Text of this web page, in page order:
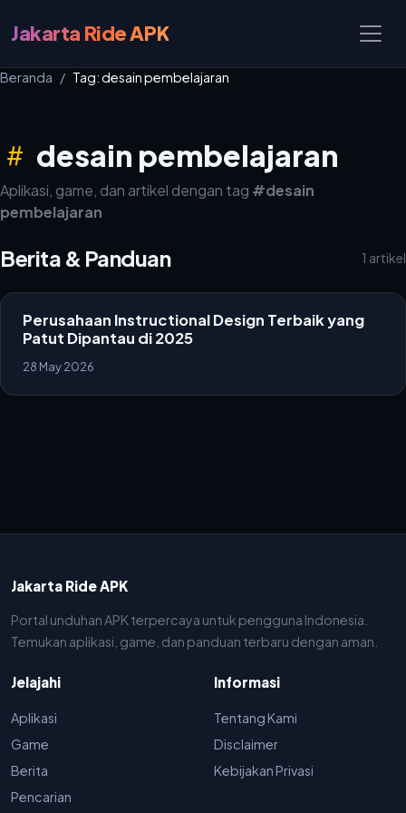
Jakarta Ride APK
Beranda Tag: desain pembelajaran
desain pembelajaran
Aplikasi, game, dan artikel dengan tag #desain
pembelajaran
Berita & Panduan 1 artikel
Perusahaan Instructional Design Terbaik yang
Patut Dipantau di 2025
28 May 2026
Jakarta Ride APK
Portal unduhan APK terpercaya untuk pengguna Indonesia.
Temukan aplikasi, game, dan panduan terbaru dengan aman.
Jelajahi
Aplikasi
Game
Berita
Pencarian
Informasi
Tentang Kami
Disclaimer
Kebijakan Privasi